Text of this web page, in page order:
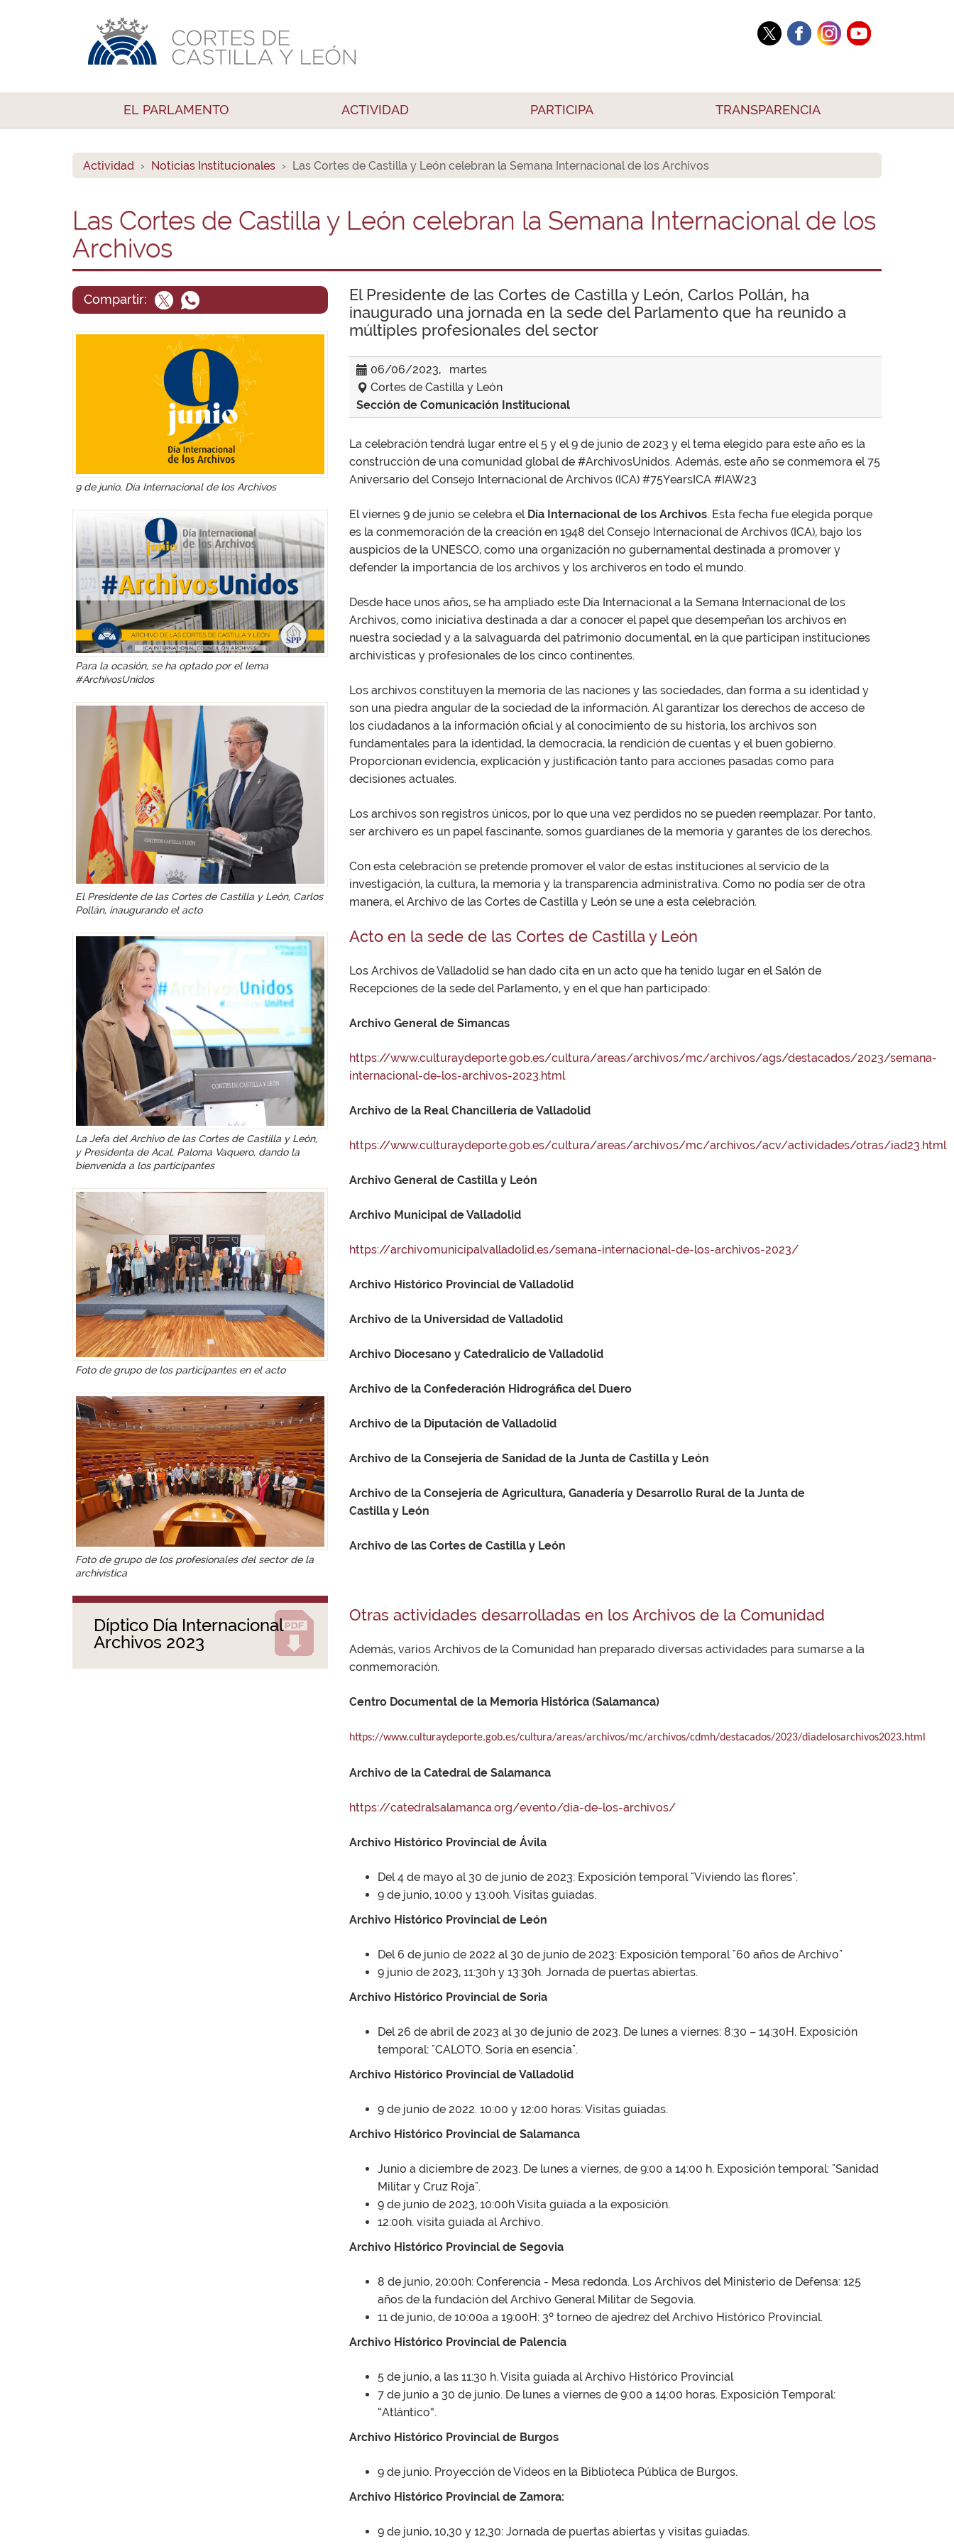
EL PARLAMENTO ACTIVIDAD PARTICIPA TRANSPARENCIA
Actividad Noticias Institucionales Las Cortes de Castilla y León celebran la Semana Internacional de los Archivos
Las Cortes de Castilla y León celebran la Semana Internacional de los
Archivos
Compartir:
9 de junio, Día Internacional de los Archivos
Para la ocasión, se ha optado por el lema
#ArchivosUnidos
El Presidente de las Cortes de Castilla y León, Carlos
Pollán, inaugurando el acto
La Jefa del Archivo de las Cortes de Castilla y León,
y Presidenta de Acal, Paloma Vaquero, dando la
bienvenida a los participantes
Foto de grupo de los participantes en el acto
Foto de grupo de los profesionales del sector de la
archivística
Díptico Día Internacional
Archivos 2023
El Presidente de las Cortes de Castilla y León, Carlos Pollán, ha
inaugurado una jornada en la sede del Parlamento que ha reunido a
múltiples profesionales del sector
06/06/2023, martes
Cortes de Castilla y León
Sección de Comunicación Institucional
La celebración tendrá lugar entre el 5 y el 9 de junio de 2023 y el tema elegido para este año es la
construcción de una comunidad global de #ArchivosUnidos. Además, este año se conmemora el 75
Aniversario del Consejo Internacional de Archivos (ICA) #75YearsICA #IAW23
El viernes 9 de junio se celebra elDía Internacional de los Archivos. Esta fecha fue elegida porque
es la conmemoración de la creación en 1948 del Consejo Internacional de Archivos (ICA), bajo los
auspicios de la UNESCO, como una organización no gubernamental destinada a promover y
defender la importancia de los archivos y los archiveros en todo el mundo.
Desde hace unos años, se ha ampliado este Día Internacional a la Semana Internacional de los
Archivos, como iniciativa destinada a dar a conocer el papel que desempeñan los archivos en
nuestra sociedad y a la salvaguarda del patrimonio documental, en la que participan instituciones
archivísticas y profesionales de los cinco continentes.
Los archivos constituyen la memoria de las naciones y las sociedades, dan forma a su identidad y
son una piedra angular de la sociedad de la información. Al garantizar los derechos de acceso de
los ciudadanos a la información oficial y al conocimiento de su historia, los archivos son
fundamentales para la identidad, la democracia, la rendición de cuentas y el buen gobierno.
Proporcionan evidencia, explicación y justificación tanto para acciones pasadas como para
decisiones actuales.
Los archivos son registros únicos, por lo que una vez perdidos no se pueden reemplazar. Por tanto,
ser archivero es un papel fascinante, somos guardianes de la memoria y garantes de los derechos.
Con esta celebración se pretende promover el valor de estas instituciones al servicio de la
investigación, la cultura, la memoria y la transparencia administrativa. Como no podía ser de otra
manera, el Archivo de las Cortes de Castilla y León se une a esta celebración.
Acto en la sede de las Cortes de Castilla y León
Los Archivos de Valladolid se han dado cita en un acto que ha tenido lugar en el Salón de
Recepciones de la sede del Parlamento, y en el que han participado:
Archivo General de Simancas
https://www.culturaydeporte.gob.es/cultura/areas/archivos/mc/archivos/ags/destacados/2023/semana-
internacional-de-los-archivos-2023.html
Archivo de la Real Chancillería de Valladolid
https://www.culturaydeporte.gob.es/cultura/areas/archivos/mc/archivos/acv/actividades/otras/iad23.html
Archivo General de Castilla y León
Archivo Municipal de Valladolid
https://archivomunicipalvalladolid.es/semana-internacional-de-los-archivos-2023/
Archivo Histórico Provincial de Valladolid
Archivo de la Universidad de Valladolid
Archivo Diocesano y Catedralicio de Valladolid
Archivo de la Confederación Hidrográfica del Duero
Archivo de la Diputación de Valladolid
Archivo de la Consejería de Sanidad de la Junta de Castilla y León
Archivo de la Consejería de Agricultura, Ganadería y Desarrollo Rural de la Junta de
Castilla y León
Archivo de las Cortes de Castilla y León
Otras actividades desarrolladas en los Archivos de la Comunidad
Además, varios Archivos de la Comunidad han preparado diversas actividades para sumarse a la
conmemoración.
Centro Documental de la Memoria Histórica (Salamanca)
https://www.culturaydeporte.gob.es/cultura/areas/archivos/mc/archivos/cdmh/destacados/2023/diadelosarchivos2023.html
Archivo de la Catedral de Salamanca
https://catedralsalamanca.org/evento/dia-de-los-archivos/
Archivo Histórico Provincial de Ávila
Del 4 de mayo al 30 de junio de 2023: Exposición temporal "Viviendo las flores".
9 de junio, 10:00 y 13:00h. Visitas guiadas.
Archivo Histórico Provincial de León
Del 6 de junio de 2022 al 30 de junio de 2023: Exposición temporal "60 años de Archivo"
9 junio de 2023, 11:30h y 13:30h. Jornada de puertas abiertas.
Archivo Histórico Provincial de Soria
Del 26 de abril de 2023 al 30 de junio de 2023. De lunes a viernes: 8:30 – 14:30H. Exposición
temporal: "CALOTO. Soria en esencia".
Archivo Histórico Provincial de Valladolid
9 de junio de 2022. 10:00 y 12:00 horas: Visitas guiadas.
Archivo Histórico Provincial de Salamanca
Junio a diciembre de 2023. De lunes a viernes, de 9:00 a 14:00 h. Exposición temporal: "Sanidad
Militar y Cruz Roja".
9 de junio de 2023, 10:00h Visita guiada a la exposición.
12:00h. visita guiada al Archivo.
Archivo Histórico Provincial de Segovia
8 de junio, 20:00h: Conferencia - Mesa redonda. Los Archivos del Ministerio de Defensa: 125
años de la fundación del Archivo General Militar de Segovia.
11 de junio, de 10:00a a 19:00H: 3º torneo de ajedrez del Archivo Histórico Provincial.
Archivo Histórico Provincial de Palencia
5 de junio, a las 11:30 h. Visita guiada al Archivo Histórico Provincial
7 de junio a 30 de junio. De lunes a viernes de 9:00 a 14:00 horas. Exposición Temporal:
“Atlántico”.
Archivo Histórico Provincial de Burgos
9 de junio. Proyección de Videos en la Biblioteca Pública de Burgos.
Archivo Histórico Provincial de Zamora:
9 de junio, 10,30 y 12,30: Jornada de puertas abiertas y visitas guiadas.